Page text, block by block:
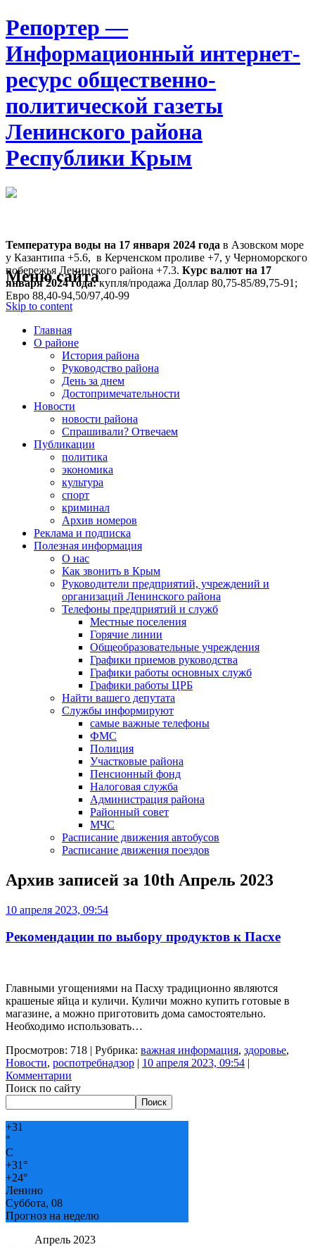
Репортер —
Информационный интернет-
ресурс общественно-
политической газеты
Ленинского района
Республики Крым
Температура воды на 17 января 2024 года в Азовском море
у Казантипа +5.6, в Керченском проливе +7, у Черноморского
побережья Ленинского района +7.3. Курс валют на 17
января 2024 года:купля/продажа Доллар 80,75-85/89,75-91;
Евро 88,40-94,50/97,40-99
Меню сайта
Skip to content
Главная
О районе
История района
Руководство района
День за днем
Достопримечательности
Новости
новости района
Спрашивали? Отвечаем
Публикации
политика
экономика
культура
спорт
криминал
Архив номеров
Реклама и подписка
Полезная информация
О нас
Как звонить в Крым
Руководители предприятий, учреждений и
организаций Ленинского района
Телефоны предприятий и служб
Местные поселения
Горячие линии
Общеобразовательные учреждения
Графики приемов руководства
Графики работы основных служб
Графики работы ЦРБ
Найти вашего депутата
Службы информируют
самые важные телефоны
ФМС
Полиция
Участковые района
Пенсионный фонд
Налоговая служба
Администрация района
Районный совет
МЧС
Расписание движения автобусов
Расписание движения поездов
Архив записей за 10th Апрель 2023
10 апреля 2023, 09:54
Рекомендации по выбору продуктов к Пасхе
Главными угощениями на Пасху традиционно являются
крашеные яйца и куличи. Куличи можно купить готовые в
магазине, а можно приготовить дома самостоятельно.
Необходимо использовать…
Просмотров: 718 | Рубрика: важная информация, здоровье,
Новости, роспотребнадзор | 10 апреля 2023, 09:54 |
Комментарии
Поиск по сайту
Поиск
+31
°
C
+31°
+24°
Ленино
Суббота, 08
Прогноз на неделю
Апрель 2023